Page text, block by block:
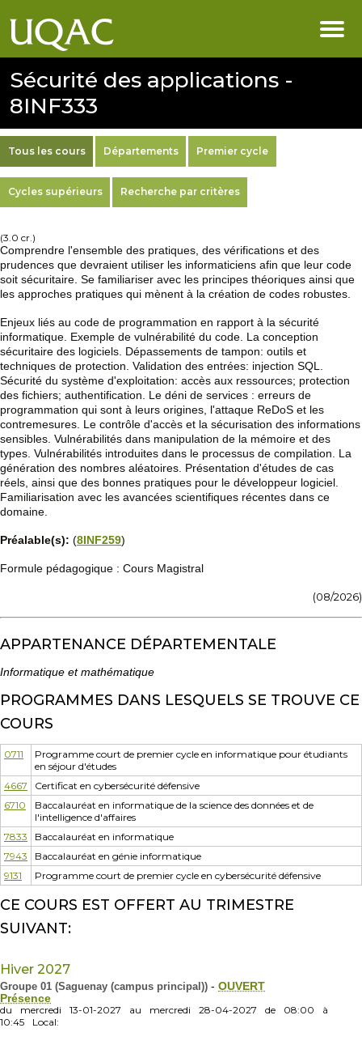
Sécurité des applications -
8INF333
Tous les cours Départements Premier cycle
Cycles supérieurs Recherche par critères
(3.0 cr.)
Comprendre l'ensemble des pratiques, des vérifications et des
prudences que devraient utiliser les informaticiens afin que leur code
soit sécuritaire. Se familiariser avec les principes théoriques ainsi que
les approches pratiques qui mènent à la création de codes robustes.
Enjeux liés au code de programmation en rapport à la sécurité
informatique. Exemple de vulnérabilité du code. La conception
sécuritaire des logiciels. Dépassements de tampon: outils et
techniques de protection. Validation des entrées: injection SQL.
Sécurité du système d'exploitation: accès aux ressources; protection
des fichiers; authentification. Le déni de services : erreurs de
programmation qui sont à leurs origines, l'attaque ReDoS et les
contremesures. Le contrôle d'accès et la sécurisation des informations
sensibles. Vulnérabilités dans manipulation de la mémoire et des
types. Vulnérabilités introduites dans le processus de compilation. La
génération des nombres aléatoires. Présentation d'études de cas
réels, ainsi que des bonnes pratiques pour le développeur logiciel.
Familiarisation avec les avancées scientifiques récentes dans ce
domaine.
Préalable(s): (8INF259)
Formule pédagogique : Cours Magistral
(08/2026)
APPARTENANCE DÉPARTEMENTALE
Informatique et mathématique
PROGRAMMES DANS LESQUELS SE TROUVE CE
COURS
0711
Programme court de premier cycle en informatique pour étudiants
en séjour d'études
4667
Certificat en cybersécurité défensive
6710
Baccalauréat en informatique de la science des données et de
l'intelligence d'affaires
7833
Baccalauréat en informatique
7943
Baccalauréat en génie informatique
9131
Programme court de premier cycle en cybersécurité défensive
CE COURS EST OFFERT AU TRIMESTRE
SUIVANT:
Hiver 2027
Groupe 01 (Saguenay (campus principal)) - OUVERT
Présence
du
mercredi 13-01-2027 au mercredi 28-04-2027 de 08:00
à
10:45
Local: